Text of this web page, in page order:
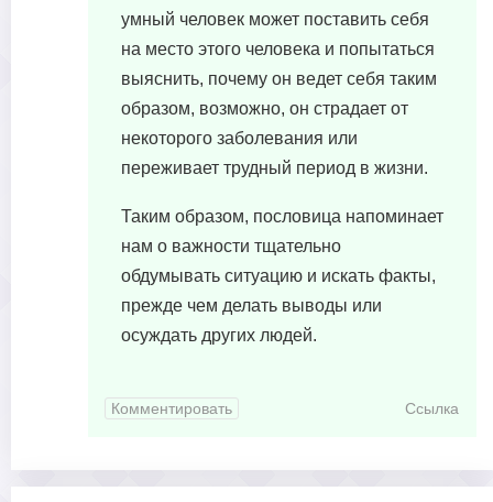
умный человек может поставить себя
на место этого человека и попытаться
выяснить, почему он ведет себя таким
образом, возможно, он страдает от
некоторого заболевания или
переживает трудный период в жизни.
Таким образом, пословица напоминает
нам о важности тщательно
обдумывать ситуацию и искать факты,
прежде чем делать выводы или
осуждать других людей.
Комментировать Ссылка